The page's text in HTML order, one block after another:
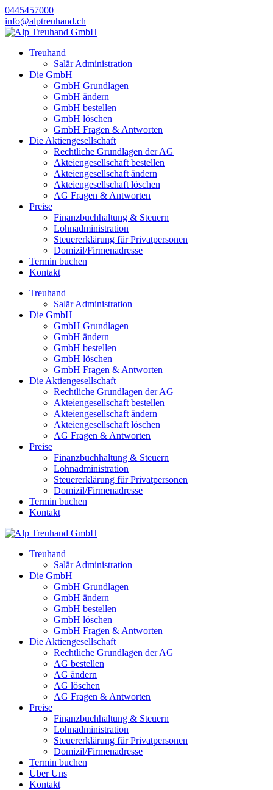
0445457000
info@alptreuhand.ch
Treuhand
Salär Administration
Die GmbH
GmbH Grundlagen
GmbH ändern
GmbH bestellen
GmbH löschen
GmbH Fragen & Antworten
Die Aktiengesellschaft
Rechtliche Grundlagen der AG
Akteiengesellschaft bestellen
Akteiengesellschaft ändern
Akteiengesellschaft löschen
AG Fragen & Antworten
Preise
Finanzbuchhaltung & Steuern
Lohnadministration
Steuererklärung für Privatpersonen
Domizil/Firmenadresse
Termin buchen
Kontakt
Treuhand
Salär Administration
Die GmbH
GmbH Grundlagen
GmbH ändern
GmbH bestellen
GmbH löschen
GmbH Fragen & Antworten
Die Aktiengesellschaft
Rechtliche Grundlagen der AG
Akteiengesellschaft bestellen
Akteiengesellschaft ändern
Akteiengesellschaft löschen
AG Fragen & Antworten
Preise
Finanzbuchhaltung & Steuern
Lohnadministration
Steuererklärung für Privatpersonen
Domizil/Firmenadresse
Termin buchen
Kontakt
Treuhand
Salär Administration
Die GmbH
GmbH Grundlagen
GmbH ändern
GmbH bestellen
GmbH löschen
GmbH Fragen & Antworten
Die Aktiengesellschaft
Rechtliche Grundlagen der AG
AG bestellen
AG ändern
AG löschen
AG Fragen & Antworten
Preise
Finanzbuchhaltung & Steuern
Lohnadministration
Steuererklärung für Privatpersonen
Domizil/Firmenadresse
Termin buchen
Über Uns
Kontakt